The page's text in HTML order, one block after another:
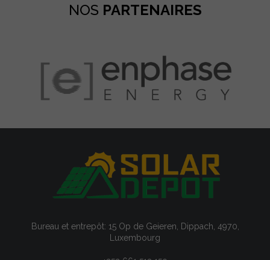
NOS PARTENAIRES